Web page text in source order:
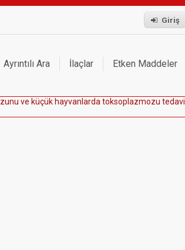
Giriş
Ayrıntılı Ara İlaçlar Etken Maddeler
zunu ve küçük hayvan arda toksop azmozu tedavi